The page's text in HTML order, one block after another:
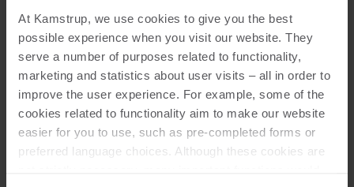
At Kamstrup, we use cookies to give you the best
possible experience when you visit our website. They
serve a number of purposes related to functionality,
marketing and statistics about user visits – all in order to
improve the user experience. For example, some of the
cookies related to functionality aim to make our website
easier for you to use, such as pre-completed forms or
preferred language choices. Although these cookies are
Nachname
Land